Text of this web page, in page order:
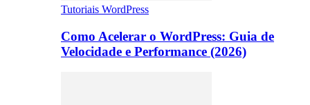
Tutoriais WordPress
Como Acelerar o WordPress: Guia de
Velocidade e Performance (2026)